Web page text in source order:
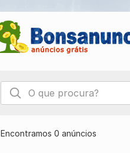
Encontramos 0 anúncios